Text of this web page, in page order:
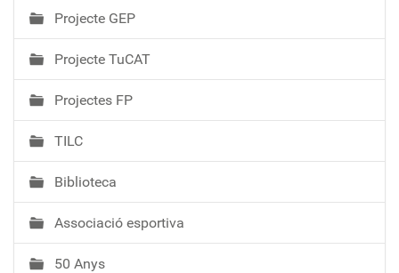
Projecte GEP
Projecte TuCAT
Projectes FP
TILC
Biblioteca
Associació esportiva
50 Anys